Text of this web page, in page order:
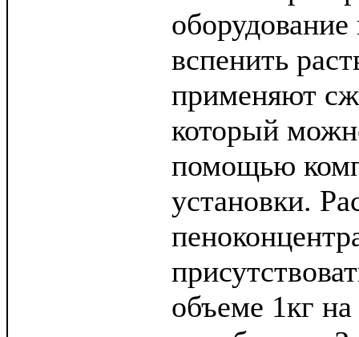
оборудование
вспенить
применяют
который
помощью
установки.
объеме 1кг